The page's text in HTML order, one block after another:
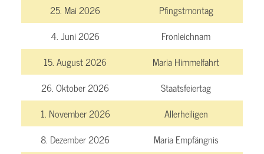
25. Mai 2026
Pfingstmontag
4. Juni 2026
Fronleichnam
15. August 2026
Maria Himmelfahrt
26. Oktober 2026
Staatsfeiertag
1. November 2026
Allerheiligen
8. Dezember 2026
Maria Empfängnis